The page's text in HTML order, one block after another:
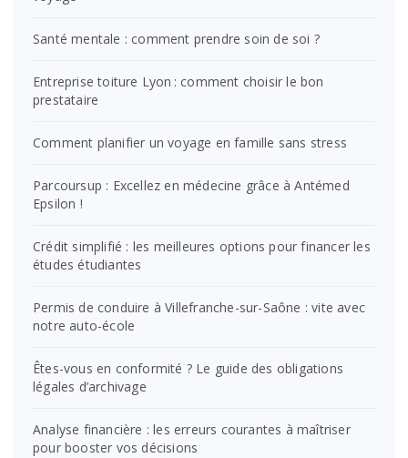
Santé mentale : comment prendre soin de soi ?
Entreprise toiture Lyon : comment choisir le bon
prestataire
Comment planifier un voyage en famille sans stress
Parcoursup : Excellez en médecine grâce à Antémed
Epsilon !
Crédit simplifié : les meilleures options pour financer les
études étudiantes
Permis de conduire à Villefranche-sur-Saône : vite avec
notre auto-école
Êtes-vous en conformité ? Le guide des obligations
légales d’archivage
Analyse financière : les erreurs courantes à maîtriser
pour booster vos décisions